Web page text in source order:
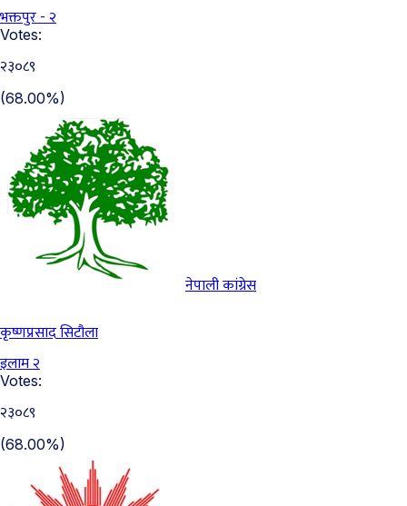
भक्तपुर - २
Votes:
२३०८९
(68.00%)
नेपाली कांग्रेस
कृष्णप्रसाद सिटौला
इलाम २
Votes:
२३०८९
(68.00%)